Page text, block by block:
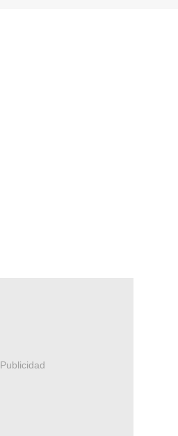
Publicidad